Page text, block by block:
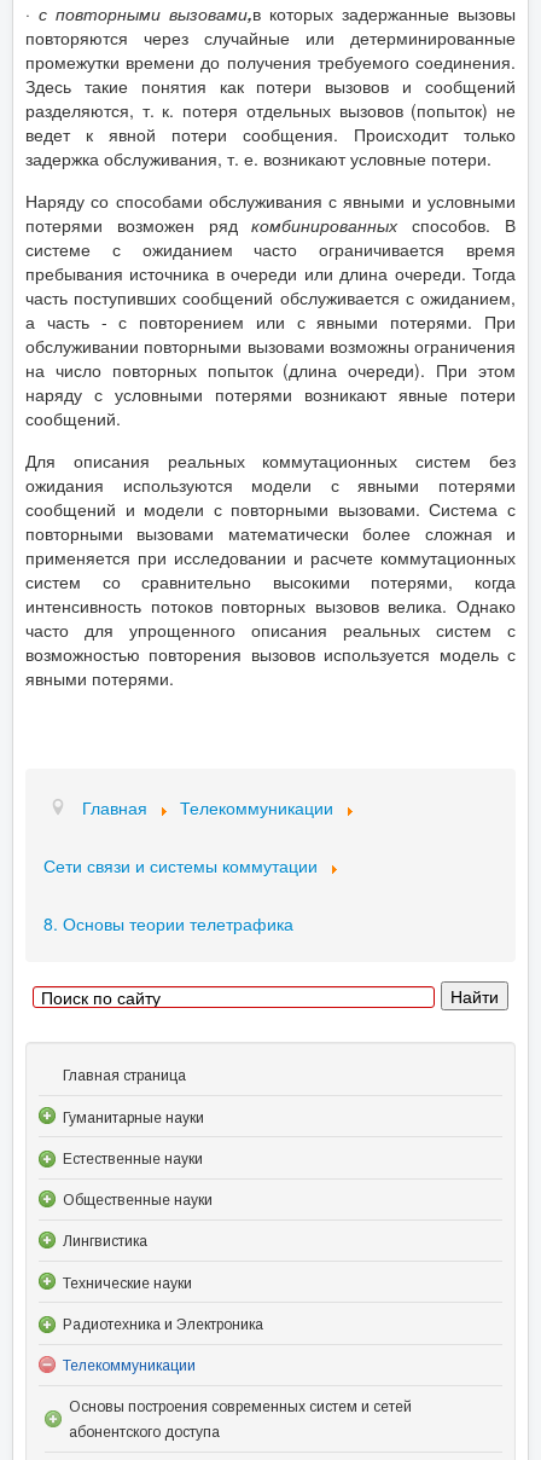
· с повторными вызовами,в которых задержанные вызовы
повторяются через случайные или детерминированные
промежутки времени до получения требуемого соединения.
Здесь такие понятия как потери вызовов и сообщений
разделяются, т. к. потеря отдельных вызовов (попыток) не
ведет к явной потери сообщения. Происходит только
задержка обслуживания, т. е. возникают условные потери.
Наряду со способами обслуживания с явными и условными
потерями возможен рядкомбинированных способов. В
системе с ожиданием часто ограничивается время
пребывания источника в очереди или длина очереди. Тогда
часть поступивших сообщений обслуживается с ожиданием,
а часть - с повторением или с явными потерями. При
обслуживании повторными вызовами возможны ограничения
на число повторных попыток (длина очереди). При этом
наряду с условными потерями возникают явные потери
сообщений.
Для описания реальных коммутационных систем без
ожидания используются модели с явными потерями
сообщений и модели с повторными вызовами. Система с
повторными вызовами математически более сложная и
применяется при исследовании и расчете коммутационных
систем со сравнительно высокими потерями, когда
интенсивность потоков повторных вызовов велика. Однако
часто для упрощенного описания реальных систем с
возможностью повторения вызовов используется модель с
явными потерями.
Главная Телекоммуникации
Сети связи и системы коммутации
8. Основы теории телетрафика
Главная страница
Гуманитарные науки
Естественные науки
Общественные науки
Лингвистика
Технические науки
Радиотехника и Электроника
Телекоммуникации
Основы построения современных систем и сетей
абонентского доступа